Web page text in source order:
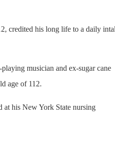
credited his long life to a daily
musician and ex-sugar cane
age of 112.
at his New York State nursing